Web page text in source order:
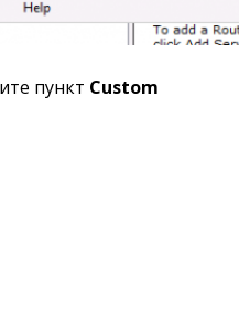
пункт Custom